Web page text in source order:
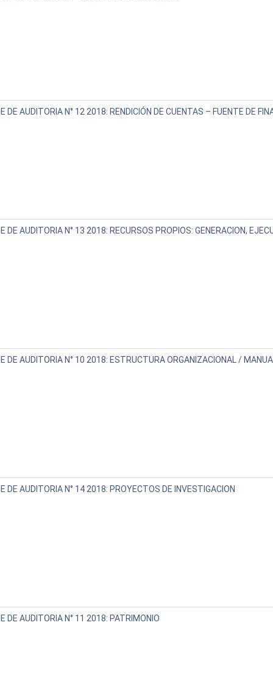
DE AUDITORIA N° 12 2018: RENDICIÓN DE CUENTAS – FUENTE DE
DE AUDITORIA N° 13 2018: RECURSOS PROPIOS: GENERACION,
DE AUDITORIA N° 10 2018: ESTRUCTURA ORGANIZACIONAL /
DE AUDITORIA N° 14 2018: PROYECTOS DE INVESTIGACION
DE AUDITORIA N° 11 2018: PATRIMONIO